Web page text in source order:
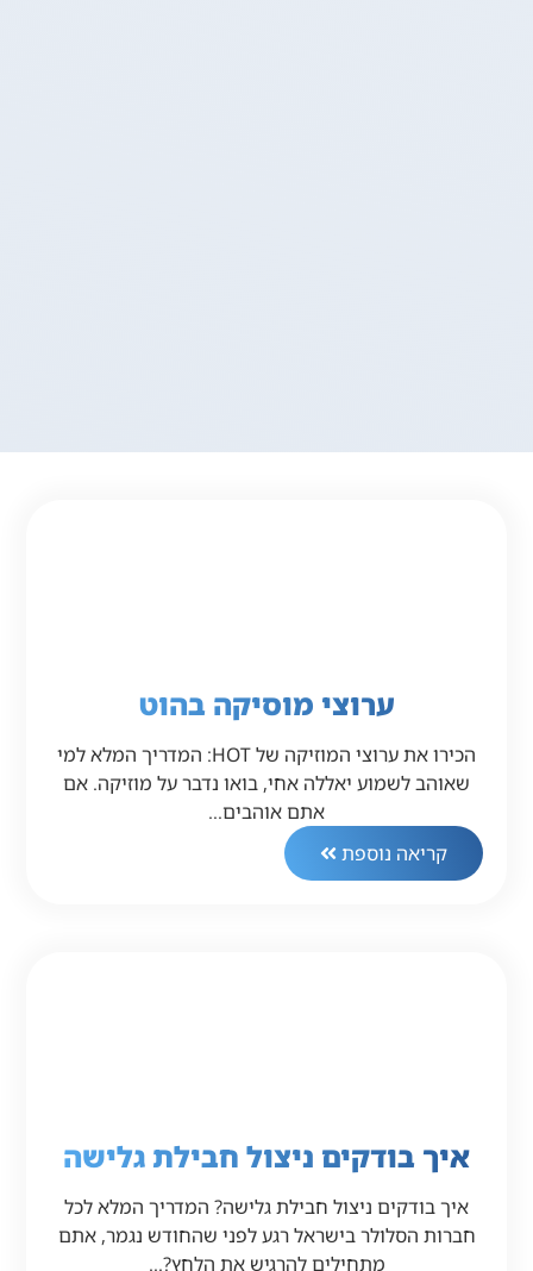
ערוצי מוסיקה בהוט
הכירו את ערוצי המוזיקה של HOT: המדריך המלא למי
שאוהב לשמוע יאללה אחי, בואו נדבר על מוזיקה. אם
אתם אוהבים…
קריאה נוספת
איך בודקים ניצול חבילת גלישה
איך בודקים ניצול חבילת גלישה? המדריך המלא לכל
חברות הסלולר בישראל רגע לפני שהחודש נגמר, אתם
מתחילים להרגיש את הלחץ?…